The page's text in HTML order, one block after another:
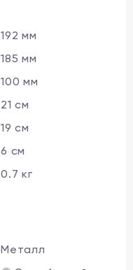
192 мм
185 мм
100 мм
21 см
19 см
6 см
0.7 кг
Металл